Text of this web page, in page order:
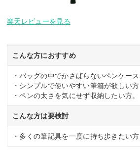
楽天レビューを見る
こんな方におすすめ
・バッグの中でかさばらないペンケー
・シンプルで使いやすい筆箱が欲しい方
・ペンの太さを気にせず収納したい方。
こんな方は要検討
・多くの筆記具を一度に持ち歩きたい方